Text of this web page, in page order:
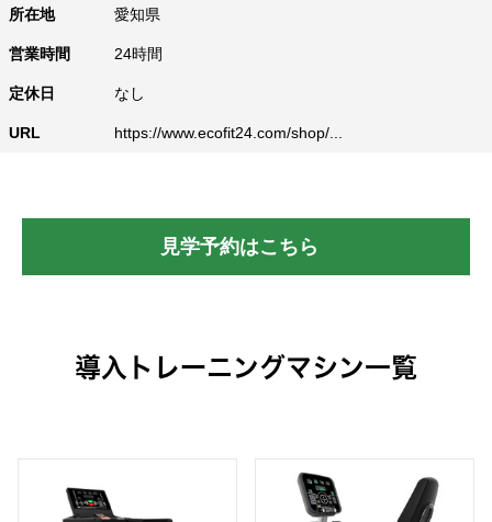
所在地 愛知県
営業時間 24時間
定休日 なし
URL https://www.ecofit24.com/shop/...
見学予約はこちら
導入トレーニングマシン一覧